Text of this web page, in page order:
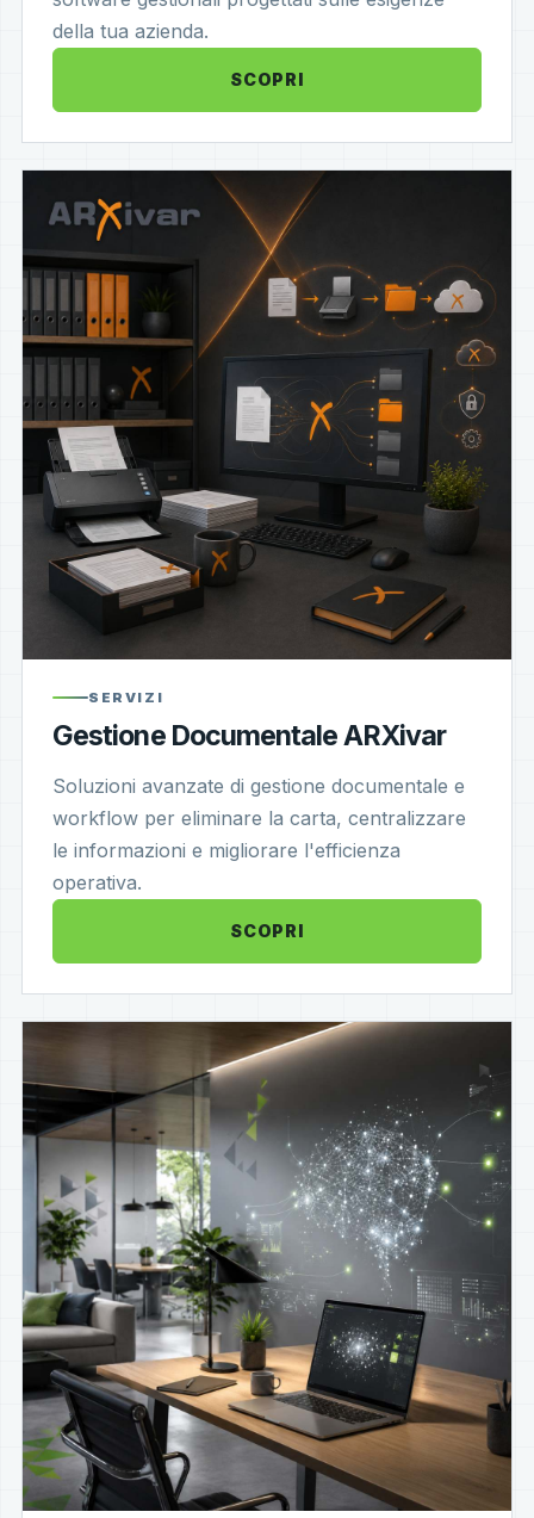
della tua azienda.
SCOPRI
SERVIZI
Gestione Documentale ARXivar
Soluzioni avanzate di gestione documentale e
workflow per eliminare la carta, centralizzare
le informazioni e migliorare l'efficienza
operativa.
SCOPRI